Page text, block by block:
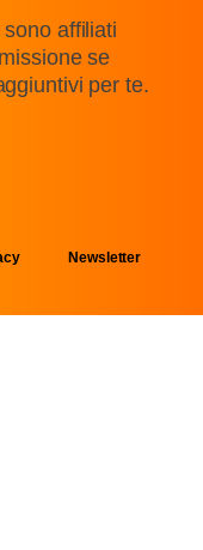
affiliati
se
per te.
Newsletter